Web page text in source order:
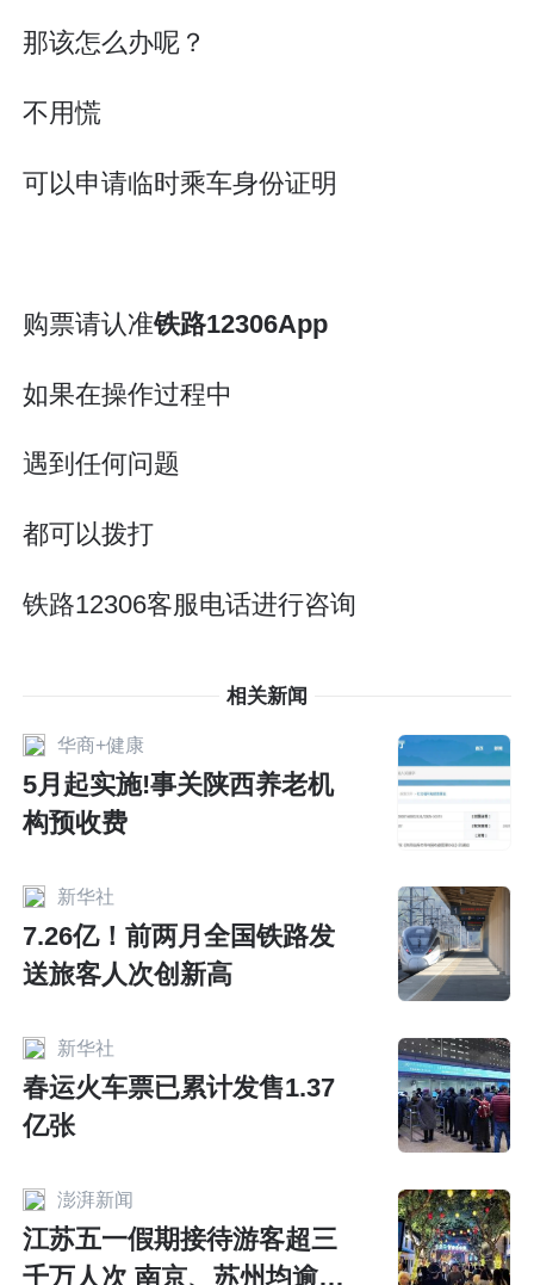
那该怎么办呢？
不用慌
可以申请临时乘车身份证明
购票请认准铁路12306App
如果在操作过程中
遇到任何问题
都可以拨打
铁路12306客服电话进行咨询
相关新闻
华商+健康
5月起实施!事关陕西养老机
构预收费
新华社
7.26亿！前两月全国铁路发
送旅客人次创新高
新华社
春运火车票已累计发售1.37
亿张
澎湃新闻
江苏五一假期接待游客超三
千万人次 南京、苏州均逾千